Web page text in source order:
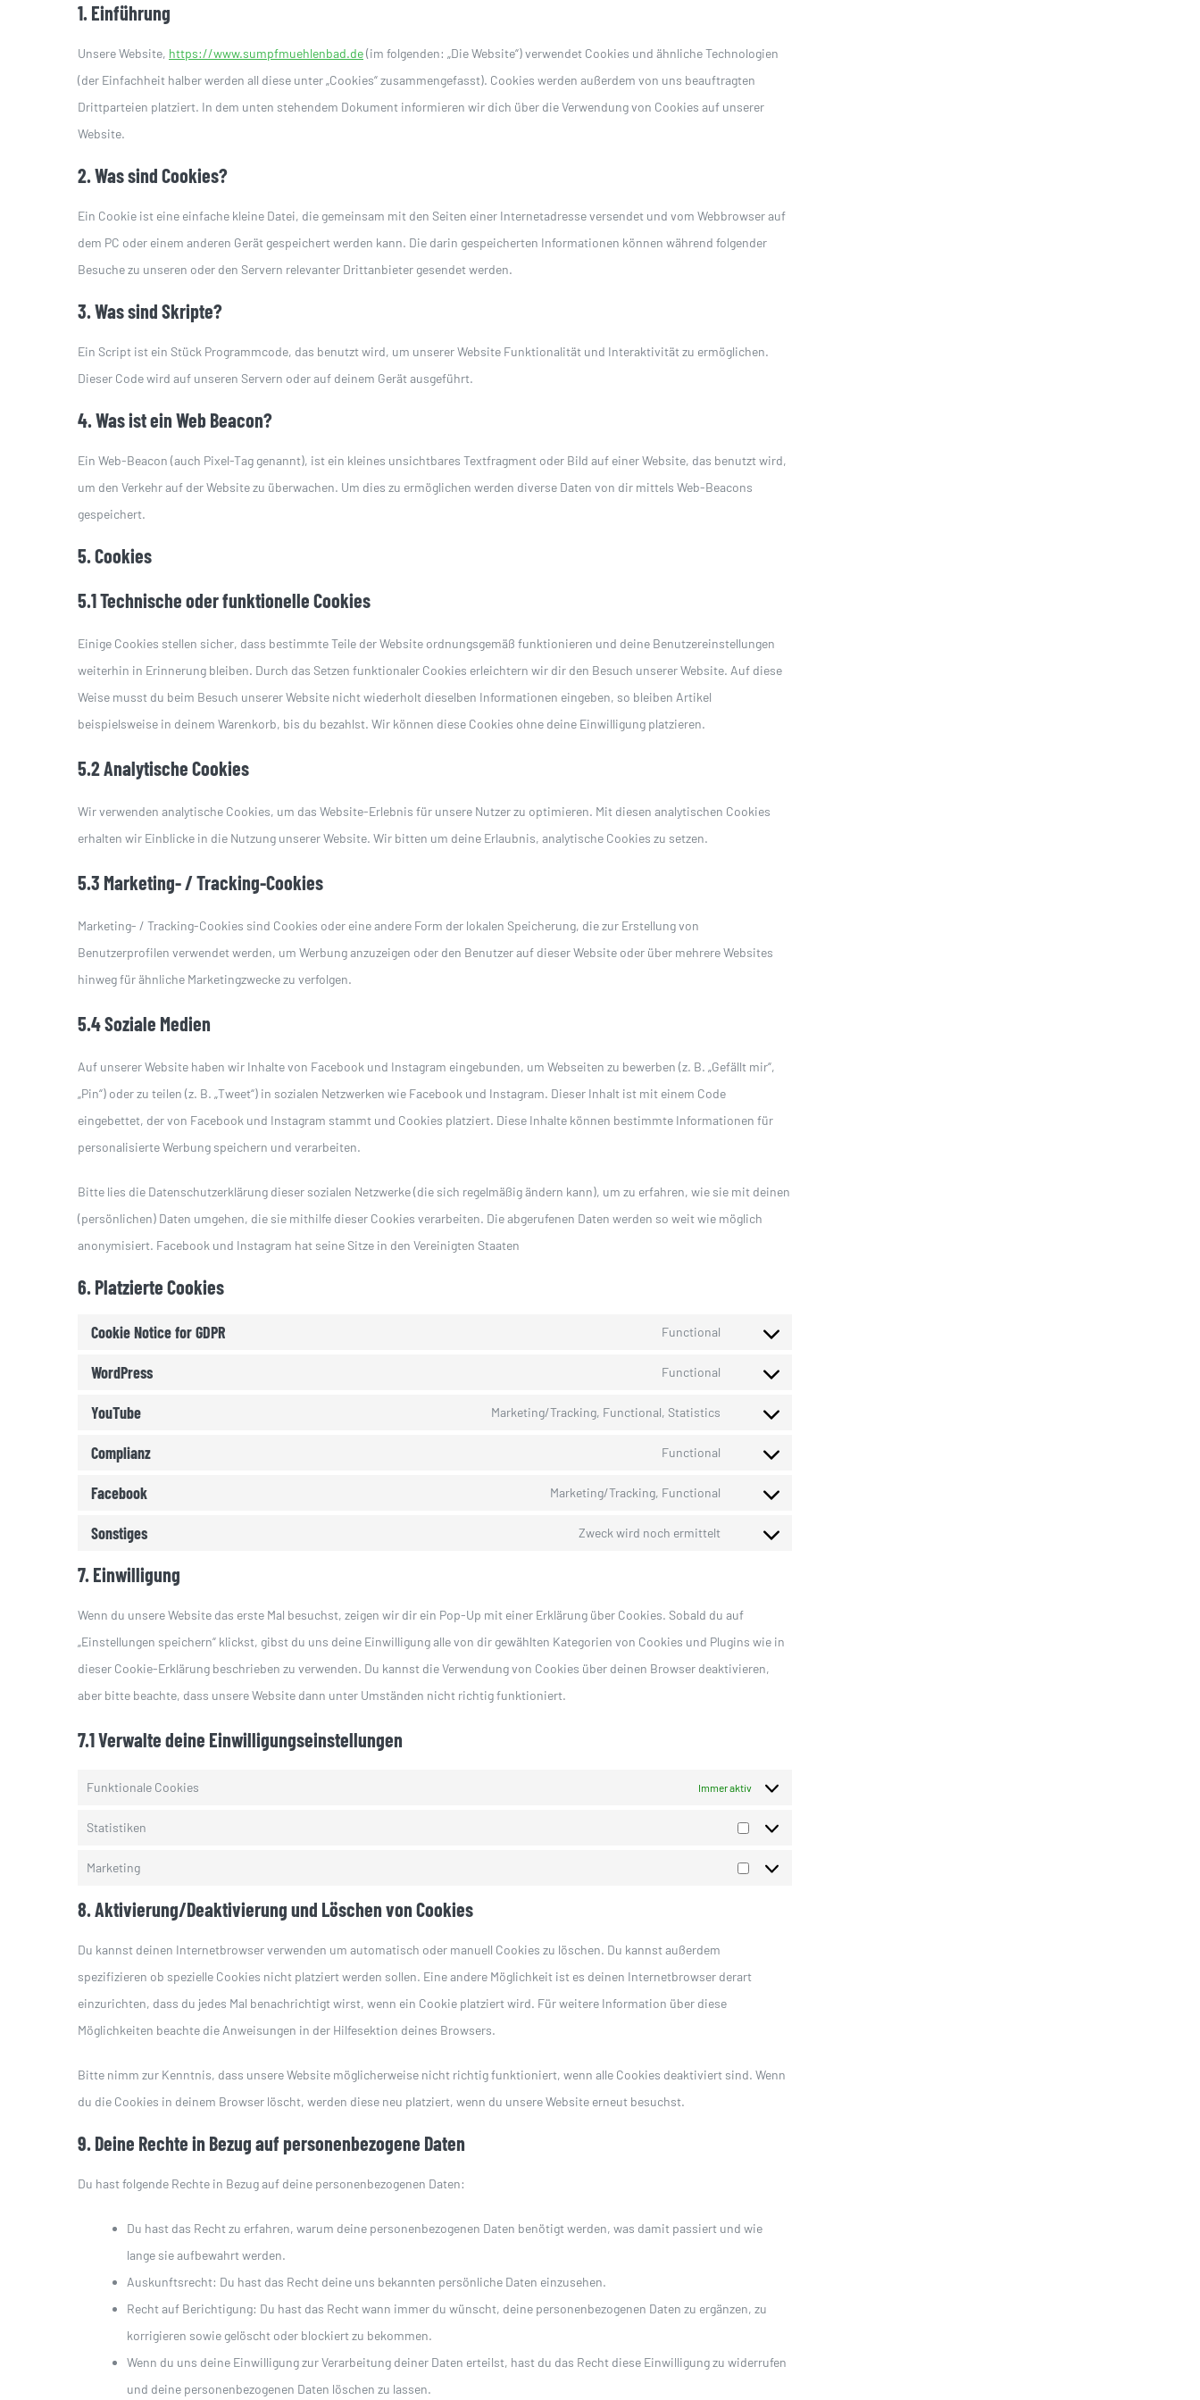
1. Einführung
Unsere Website, https://www.sumpfmuehlenbad.de(im folgenden: „Die Website“) verwendet Cookies und ähnliche Technologien
(der Einfachheit halber werden all diese unter „Cookies“ zusammengefasst). Cookies werden außerdem von uns beauftragten
Drittparteien platziert. In dem unten stehendem Dokument informieren wir dich über die Verwendung von Cookies auf unserer
Website.
2. Was sind Cookies?
Ein Cookie ist eine einfache kleine Datei, die gemeinsam mit den Seiten einer Internetadresse versendet und vom Webbrowser auf
dem PC oder einem anderen Gerät gespeichert werden kann. Die darin gespeicherten Informationen können während folgender
Besuche zu unseren oder den Servern relevanter Drittanbieter gesendet werden.
3. Was sind Skripte?
Ein Script ist ein Stück Programmcode, das benutzt wird, um unserer Website Funktionalität und Interaktivität zu ermöglichen.
Dieser Code wird auf unseren Servern oder auf deinem Gerät ausgeführt.
4. Was ist ein Web Beacon?
Ein Web-Beacon (auch Pixel-Tag genannt), ist ein kleines unsichtbares Textfragment oder Bild auf einer Website, das benutzt wird,
um den Verkehr auf der Website zu überwachen. Um dies zu ermöglichen werden diverse Daten von dir mittels Web-Beacons
gespeichert.
5. Cookies
5.1 Technische oder funktionelle Cookies
Einige Cookies stellen sicher, dass bestimmte Teile der Website ordnungsgemäß funktionieren und deine Benutzereinstellungen
weiterhin in Erinnerung bleiben. Durch das Setzen funktionaler Cookies erleichtern wir dir den Besuch unserer Website. Auf diese
Weise musst du beim Besuch unserer Website nicht wiederholt dieselben Informationen eingeben, so bleiben Artikel
beispielsweise in deinem Warenkorb, bis du bezahlst. Wir können diese Cookies ohne deine Einwilligung platzieren.
5.2 Analytische Cookies
Wir verwenden analytische Cookies, um das Website-Erlebnis für unsere Nutzer zu optimieren. Mit diesen analytischen Cookies
erhalten wir Einblicke in die Nutzung unserer Website. Wir bitten um deine Erlaubnis, analytische Cookies zu setzen.
5.3 Marketing- / Tracking-Cookies
Marketing- / Tracking-Cookies sind Cookies oder eine andere Form der lokalen Speicherung, die zur Erstellung von
Benutzerprofilen verwendet werden, um Werbung anzuzeigen oder den Benutzer auf dieser Website oder über mehrere Websites
hinweg für ähnliche Marketingzwecke zu verfolgen.
5.4 Soziale Medien
Auf unserer Website haben wir Inhalte von Facebook und Instagram eingebunden, um Webseiten zu bewerben (z. B. „Gefällt mir“,
„Pin“) oder zu teilen (z. B. „Tweet“) in sozialen Netzwerken wie Facebook und Instagram. Dieser Inhalt ist mit einem Code
eingebettet, der von Facebook und Instagram stammt und Cookies platziert. Diese Inhalte können bestimmte Informationen für
personalisierte Werbung speichern und verarbeiten.
Bitte lies die Datenschutzerklärung dieser sozialen Netzwerke (die sich regelmäßig ändern kann), um zu erfahren, wie sie mit deinen
(persönlichen) Daten umgehen, die sie mithilfe dieser Cookies verarbeiten. Die abgerufenen Daten werden so weit wie möglich
anonymisiert. Facebook und Instagram hat seine Sitze in den Vereinigten Staaten
6. Platzierte Cookies
Cookie Notice for GDPR
Functional
Consent
cookie-
notice-
WordPress
Functional
Consent
wordpress
YouTube
Marketing/Tracking, Functional, Statistics
Consent
youtube
Complianz
Functional
Consent
complianz
Facebook
Marketing/Tracking, Functional
Consent
Sonstiges
Zweck wird noch ermittelt
Consent
7. Einwilligung
Wenn du unsere Website das erste Mal besuchst, zeigen wir dir ein Pop-Up mit einer Erklärung über Cookies. Sobald du auf
„Einstellungen speichern“ klickst, gibst du uns deine Einwilligung alle von dir gewählten Kategorien von Cookies und Plugins wie in
dieser Cookie-Erklärung beschrieben zu verwenden. Du kannst die Verwendung von Cookies über deinen Browser deaktivieren,
aber bitte beachte, dass unsere Website dann unter Umständen nicht richtig funktioniert.
7.1 Verwalte deine Einwilligungseinstellungen
Funktionale Cookies Immer aktiv
Statistiken
Marketing
8. Aktivierung/Deaktivierung und Löschen von Cookies
Du kannst deinen Internetbrowser verwenden um automatisch oder manuell Cookies zu löschen. Du kannst außerdem
spezifizieren ob spezielle Cookies nicht platziert werden sollen. Eine andere Möglichkeit ist es deinen Internetbrowser derart
einzurichten, dass du jedes Mal benachrichtigt wirst, wenn ein Cookie platziert wird. Für weitere Information über diese
Möglichkeiten beachte die Anweisungen in der Hilfesektion deines Browsers.
Bitte nimm zur Kenntnis, dass unsere Website möglicherweise nicht richtig funktioniert, wenn alle Cookies deaktiviert sind. Wenn
du die Cookies in deinem Browser löscht, werden diese neu platziert, wenn du unsere Website erneut besuchst.
9. Deine Rechte in Bezug auf personenbezogene Daten
Du hast folgende Rechte in Bezug auf deine personenbezogenen Daten:
Du hast das Recht zu erfahren, warum deine personenbezogenen Daten benötigt werden, was damit passiert und wie
lange sie aufbewahrt werden.
Auskunftsrecht: Du hast das Recht deine uns bekannten persönliche Daten einzusehen.
Recht auf Berichtigung: Du hast das Recht wann immer du wünscht, deine personenbezogenen Daten zu ergänzen, zu
korrigieren sowie gelöscht oder blockiert zu bekommen.
Wenn du uns deine Einwilligung zur Verarbeitung deiner Daten erteilst, hast du das Recht diese Einwilligung zu widerrufen
und deine personenbezogenen Daten löschen zu lassen.